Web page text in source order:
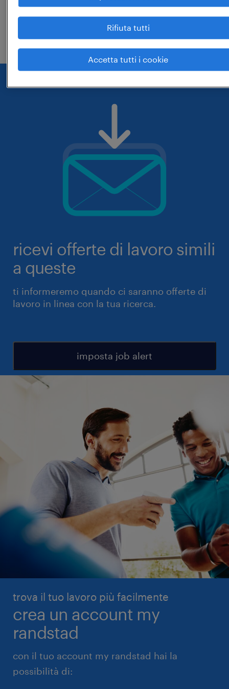
che hai digitato siano corrette. prova
eventualmente a cambiarle.
ricevi offerte di lavoro simili
a queste
ti informeremo quando ci saranno offerte di
lavoro in linea con la tua ricerca.
imposta job alert
trova il tuo lavoro più facilmente
crea un account my
randstad
con il tuo account my randstad hai la
possibilità di:
Rifiuta tutti
Accetta tutti i cookie